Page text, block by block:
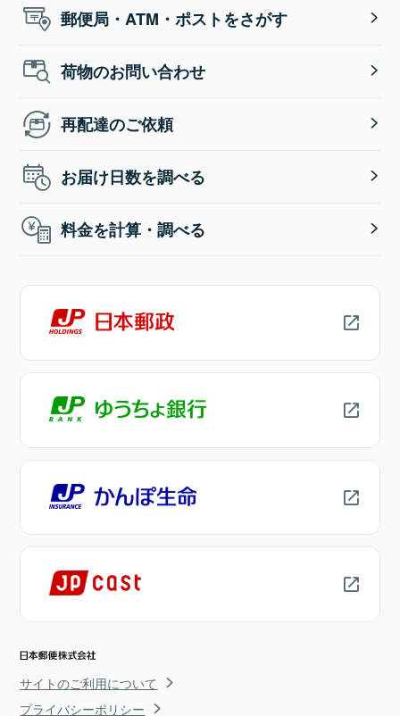
郵便局・ATM・ポストをさがす
荷物のお問い合わせ
再配達のご依頼
お届け日数を調べる
料金を計算・調べる
サイトのご利用について
プライバシーポリシー